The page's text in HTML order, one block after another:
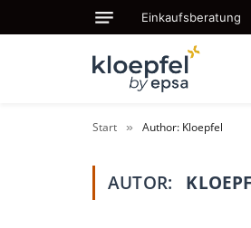
Einkaufsberatung
Start » Author: Kloepfel
AUTOR: